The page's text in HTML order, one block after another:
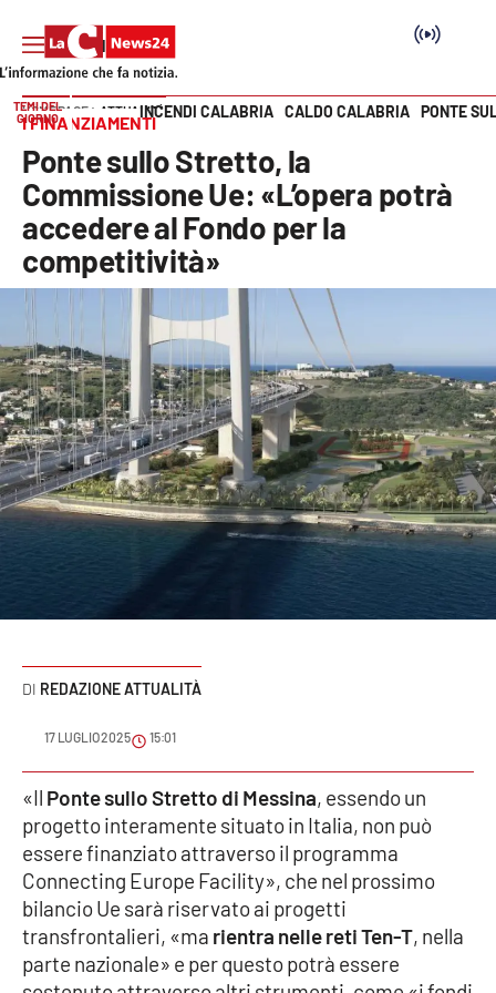
Cronaca
Politica
Attualità
Economia e lavoro
Italia Mondo
Sanità
Sport
Cultura
Podcast
Meteo
Editoriali
VIDEO
Ambiente
Cronaca
Vai
TEMI DEL
GIORNO
INCENDI CALABRIA CALDO CALABRIA PONTE
HOME PAGE ATTUALITÀ
I FINANZIAMENTI
Ponte sullo Stretto, la
Commissione Ue: «L’opera potrà
accedere al Fondo per la
competitività»
REDAZIONE ATTUALITÀ
17 LUGLIO 2025 15:01
«Il Ponte sullo Stretto di Messina, essendo un
progetto interamente situato in Italia, non può
essere finanziato attraverso il programma
Connecting Europe Facility», che nel prossimo
bilancio Ue sarà riservato ai progetti
transfrontalieri, «ma rientra nelle reti Ten-T, nella
parte nazionale» e per questo potrà essere